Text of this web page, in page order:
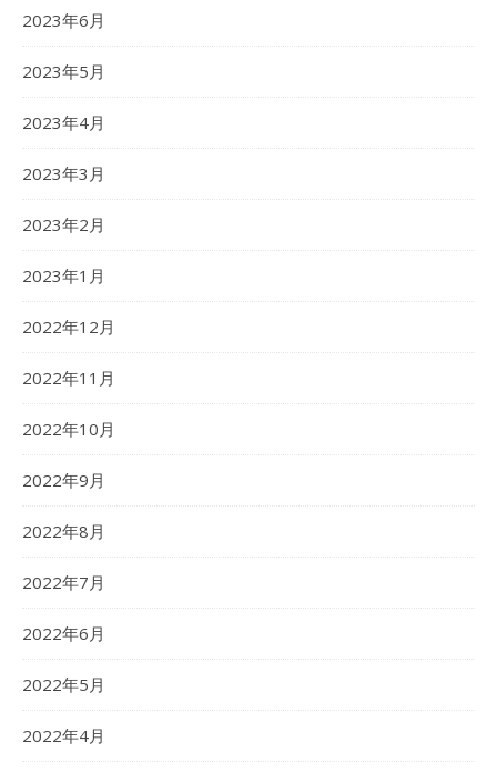
2023年6月
2023年5月
2023年4月
2023年3月
2023年2月
2023年1月
2022年12月
2022年11月
2022年10月
2022年9月
2022年8月
2022年7月
2022年6月
2022年5月
2022年4月